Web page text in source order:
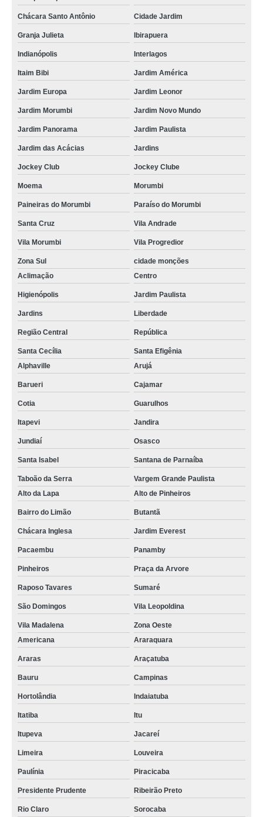
Chácara Santo Antônio Cidade Jardim
Granja Julieta Ibirapuera
Indianópolis Interlagos
Itaim Bibi Jardim América
Jardim Europa Jardim Leonor
Jardim Morumbi Jardim Novo Mundo
Jardim Panorama Jardim Paulista
Jardim das Acácias Jardins
Jockey Club Jockey Clube
Moema Morumbi
Paineiras do Morumbi Paraíso do Morumbi
Santa Cruz Vila Andrade
Vila Morumbi Vila Progredior
Zona Sul
cidade monções
Aclimação
Centro
Higienópolis Jardim Paulista
Jardins Liberdade
Região Central República
Santa Cecília
Santa Efigênia
Alphaville
Arujá
Barueri Cajamar
Cotia Guarulhos
Itapevi Jandira
Jundiaí Osasco
Santa Isabel Santana de Parnaíba
Taboão da Serra
Vargem Grande Paulista
Alto da Lapa
Alto de Pinheiros
Bairro do Limão Butantã
Chácara Inglesa Jardim Everest
Pacaembu Panamby
Pinheiros Praça da Arvore
Raposo Tavares Sumaré
São Domingos Vila Leopoldina
Vila Madalena
Zona Oeste
Americana
Araraquara
Araras Araçatuba
Bauru Campinas
Hortolândia Indaiatuba
Itatiba Itu
Itupeva Jacareí
Limeira Louveira
Paulínia Piracicaba
Presidente Prudente Ribeirão Preto
Rio Claro Sorocaba